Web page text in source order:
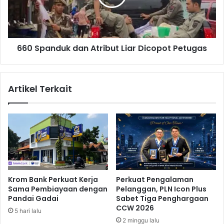
j
i
b
K
a
r
a
w
a
n
j
a
d
u
A
b
u
t
L
a
r
i
660 Spanduk dan Atribut Liar Dicopot Petugas
Artikel Terkait
Krom Bank Perkuat Kerja
Sama Pembiayaan dengan
Pandai Gadai
5 hari lalu
Perkuat Pengalaman
Pelanggan, PLN Icon Plus
Sabet Tiga Penghargaan
CCW 2026
2 minggu lalu